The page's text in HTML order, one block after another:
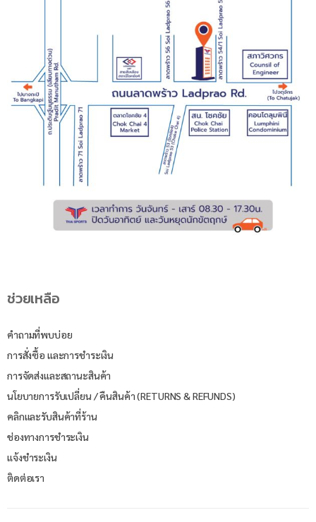
ช่วยเหลือ
คำถามที่พบบ่อย
การสั่งซื้อ และการชำระเงิน
การจัดส่งและสถานะสินค้า
นโยบายการรับเปลี่ยน / คืนสินค้า (RETURNS & REFUNDS)
คลิกและรับสินค้าที่ร้าน
ช่องทางการชำระเงิน
แจ้งชำระเงิน
ติดต่อเรา